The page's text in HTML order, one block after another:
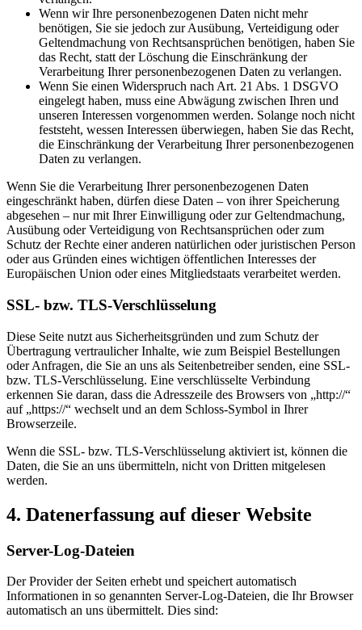
Wenn wir Ihre personenbezogenen Daten nicht mehr
benötigen, Sie sie jedoch zur Ausübung, Verteidigung oder
Geltendmachung von Rechtsansprüchen benötigen, haben Sie
das Recht, statt der Löschung die Einschränkung der
Verarbeitung Ihrer personenbezogenen Daten zu verlangen.
Wenn Sie einen Widerspruch nach Art. 21 Abs. 1 DSGVO
eingelegt haben, muss eine Abwägung zwischen Ihren und
unseren Interessen vorgenommen werden. Solange noch nicht
feststeht, wessen Interessen überwiegen, haben Sie das Recht,
die Einschränkung der Verarbeitung Ihrer personenbezogenen
Daten zu verlangen.
Wenn Sie die Verarbeitung Ihrer personenbezogenen Daten
eingeschränkt haben, dürfen diese Daten – von ihrer Speicherung
abgesehen – nur mit Ihrer Einwilligung oder zur Geltendmachung,
Ausübung oder Verteidigung von Rechtsansprüchen oder zum
Schutz der Rechte einer anderen natürlichen oder juristischen Person
oder aus Gründen eines wichtigen öffentlichen Interesses der
Europäischen Union oder eines Mitgliedstaats verarbeitet werden.
SSL- bzw. TLS-Verschlüsselung
Diese Seite nutzt aus Sicherheitsgründen und zum Schutz der
Übertragung vertraulicher Inhalte, wie zum Beispiel Bestellungen
oder Anfragen, die Sie an uns als Seitenbetreiber senden, eine SSL-
bzw. TLS-Verschlüsselung. Eine verschlüsselte Verbindung
erkennen Sie daran, dass die Adresszeile des Browsers von „http://“
auf „https://“ wechselt und an dem Schloss-Symbol in Ihrer
Browserzeile.
Wenn die SSL- bzw. TLS-Verschlüsselung aktiviert ist, können die
Daten, die Sie an uns übermitteln, nicht von Dritten mitgelesen
werden.
4. Datenerfassung auf dieser Website
Server-Log-Dateien
Der Provider der Seiten erhebt und speichert automatisch
Informationen in so genannten Server-Log-Dateien, die Ihr Browser
automatisch an uns übermittelt. Dies sind: